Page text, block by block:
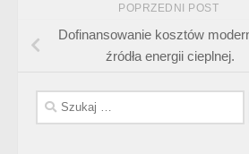
POPRZEDNI POST
Dofinansowanie kosztów
źródła energii cieplnej.
Szukaj: